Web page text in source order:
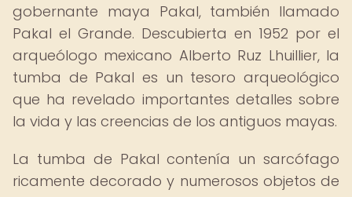
gobernante maya Pakal, también llamado
Pakal el Grande. Descubierta en 1952 por el
arqueólogo mexicano Alberto Ruz Lhuillier, la
tumba de Pakal es un tesoro arqueológico
que ha revelado importantes detalles sobre
la vida y las creencias de los antiguos mayas.
La tumba de Pakal contenía un sarcófago
ricamente decorado y numerosos objetos de